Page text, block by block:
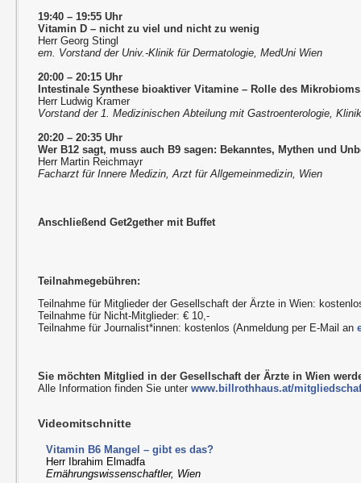
19:40 – 19:55 Uhr
Vitamin D – nicht zu viel und nicht zu wenig
Herr Georg Stingl
em. Vorstand der Univ.-Klinik für Dermatologie, MedUni Wien
20:00 – 20:15 Uhr
Intestinale Synthese bioaktiver Vitamine– Rolle des Mikrobioms
Herr Ludwig Kramer
Vorstand der 1. Medizinischen Abteilung mit Gastroenterologie,
20:20 – 20:35 Uhr
Wer B12 sagt, muss auch B9 sagen: Bekanntes, Mythen und
Herr Martin Reichmayr
Facharzt für Innere Medizin, Arzt für Allgemeinmedizin, Wien
Anschließend Get2gether mit Buffet
Teilnahmegebühren:
Teilnahme für Mitglieder der Gesellschaft der Ärzte in Wien:
Teilnahme für Nicht-Mitglieder: € 10,-
Teilnahme für Journalist*innen: kostenlos (Anmeldung per E-Mail an
Sie möchten Mitglied in der Gesellschaft der Ärzte in Wien
Alle Information finden Sie unterwww.billrothhaus.at/
Videomitschnitte
Vitamin B6 Mangel – gibt es das?
Herr Ibrahim Elmadfa
Ernährungswissenschaftler, Wien